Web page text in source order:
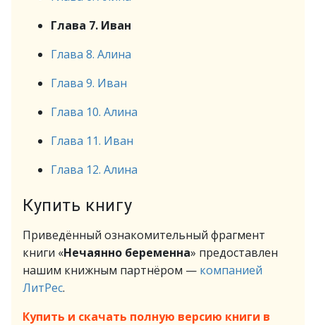
Глава 7. Иван
Глава 8. Алина
Глава 9. Иван
Глава 10. Алина
Глава 11. Иван
Глава 12. Алина
Купить книгу
Приведённый ознакомительный фрагмент
книги «Нечаянно беременна» предоставлен
нашим книжным партнёром — компанией
ЛитРес.
Купить и скачать полную версию книги в